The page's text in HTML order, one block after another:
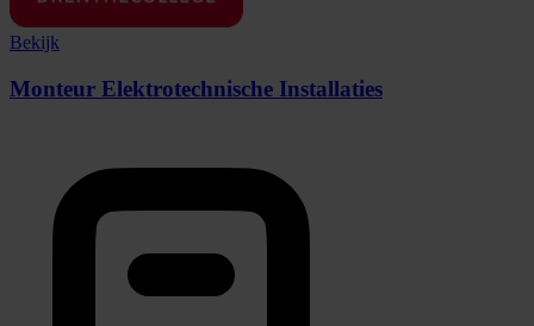
Bekijk
Monteur Elektrotechnische Installaties